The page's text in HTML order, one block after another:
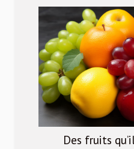
Des fruits